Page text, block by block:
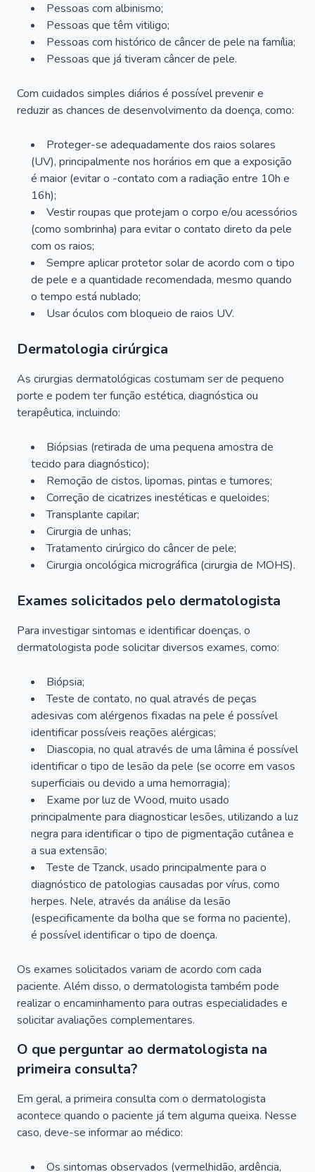
Pessoas com albinismo;
Pessoas que têm vitiligo;
Pessoas com histórico de câncer de pele na família;
Pessoas que já tiveram câncer de pele.
Com cuidados simples diários é possível prevenir e
reduzir as chances de desenvolvimento da doença, como:
Proteger-se adequadamente dos raios solares
(UV), principalmente nos horários em que a exposição
é maior (evitar o -contato com a radiação entre 10h e
16h);
Vestir roupas que protejam o corpo e/ou acessórios
(como sombrinha) para evitar o contato direto da pele
com os raios;
Sempre aplicar protetor solar de acordo com o tipo
de pele e a quantidade recomendada, mesmo quando
o tempo está nublado;
Usar óculos com bloqueio de raios UV.
Dermatologia cirúrgica
As cirurgias dermatológicas costumam ser de pequeno
porte e podem ter função estética, diagnóstica ou
terapêutica, incluindo:
Biópsias (retirada de uma pequena amostra de
tecido para diagnóstico);
Remoção de cistos, lipomas, pintas e tumores;
Correção de cicatrizes inestéticas e queloides;
Transplante capilar;
Cirurgia de unhas;
Tratamento cirúrgico do câncer de pele;
Cirurgia oncológica micrográfica (cirurgia de MOHS).
Exames solicitados pelo dermatologista
Para investigar sintomas e identificar doenças, o
dermatologista pode solicitar diversos exames, como:
Biópsia;
Teste de contato, no qual através de peças
adesivas com alérgenos fixadas na pele é possível
identificar possíveis reações alérgicas;
Diascopia, no qual através de uma lâmina é possível
identificar o tipo de lesão da pele (se ocorre em vasos
superficiais ou devido a uma hemorragia);
Exame por luz de Wood, muito usado
principalmente para diagnosticar lesões, utilizando a luz
negra para identificar o tipo de pigmentação cutânea e
a sua extensão;
Teste de Tzanck, usado principalmente para o
diagnóstico de patologias causadas por vírus, como
herpes. Nele, através da análise da lesão
(especificamente da bolha que se forma no paciente),
é possível identificar o tipo de doença.
Os exames solicitados variam de acordo com cada
paciente. Além disso, o dermatologista também pode
realizar o encaminhamento para outras especialidades e
solicitar avaliações complementares.
O que perguntar ao dermatologista na
primeira consulta?
Em geral, a primeira consulta com o dermatologista
acontece quando o paciente já tem alguma queixa. Nesse
caso, deve-se informar ao médico:
Os sintomas observados (vermelhidão, ardência,